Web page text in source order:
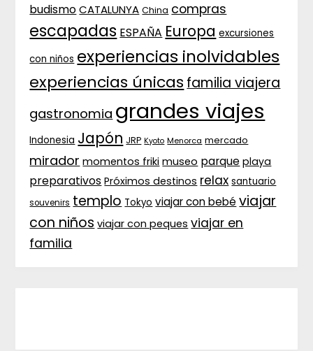
budismo CATALUNYA China compras
escapadas ESPAÑA Europa excursiones
con niños experiencias inolvidables
experiencias únicas familia viajera
gastronomia grandes viajes
Indonesia Japón JRP Kyoto Menorca mercado
mirador momentos friki museo parque playa
preparativos Próximos destinos relax santuario
souvenirs templo Tokyo viajar con bebé viajar
con niños viajar con peques viajar en
familia